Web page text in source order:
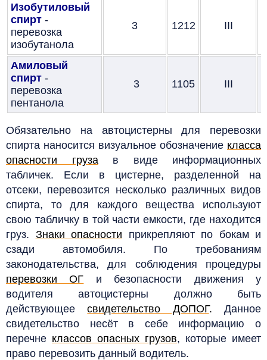
Изобутиловый
спирт -
перевозка
изобутанола
3 1212 III
Амиловый
спирт -
перевозка
пентанола
3 1105 III
Обязательно на автоцистерны для перевозки
спирта наносится визуальное обозначение класса
опасности грузав виде информационных
табличек. Если в цистерне, разделенной на
отсеки, перевозится несколько различных видов
спирта, то для каждого вещества используют
свою табличку в той части емкости, где находится
груз. Знаки опасности прикрепляют по бокам и
сзади автомобиля. По требованиям
законодательства, для соблюдения процедуры
перевозки ОГ и безопасности движения у
водителя автоцистерны должно быть
действующеесвидетельство ДОПОГ. Данное
свидетельство несёт в себе информацию о
перечне классов опасных грузов, которые имеет
право перевозить данный водитель.